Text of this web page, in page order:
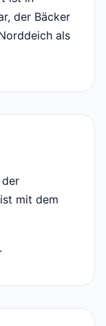
der Bäcker
als
mit dem